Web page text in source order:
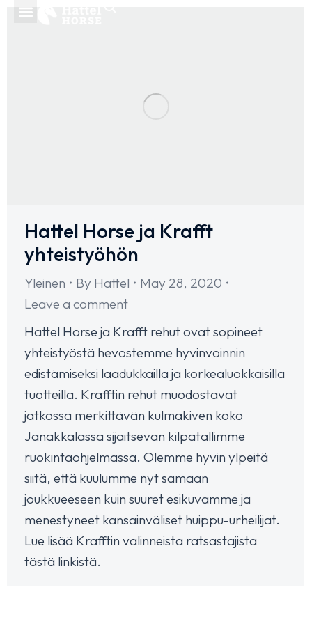
Hattel Horse ja Krafft
yhteistyöhön
Yleinen By Hattel
May 28, 2020
Leave a comment
Hattel Horse ja Krafft rehut ovat sopineet
yhteistyöstä hevostemme hyvinvoinnin
edistämiseksi laadukkailla ja korkealuokkaisilla
tuotteilla. Krafftin rehut muodostavat
jatkossa merkittävän kulmakiven koko
Janakkalassa sijaitsevan kilpatallimme
ruokintaohjelmassa. Olemme hyvin ylpeitä
siitä, että kuulumme nyt samaan
joukkueeseen kuin suuret esikuvamme ja
menestyneet kansainväliset huippu-urheilijat.
Lue lisää Krafftin valinneista ratsastajista
tästä linkistä.